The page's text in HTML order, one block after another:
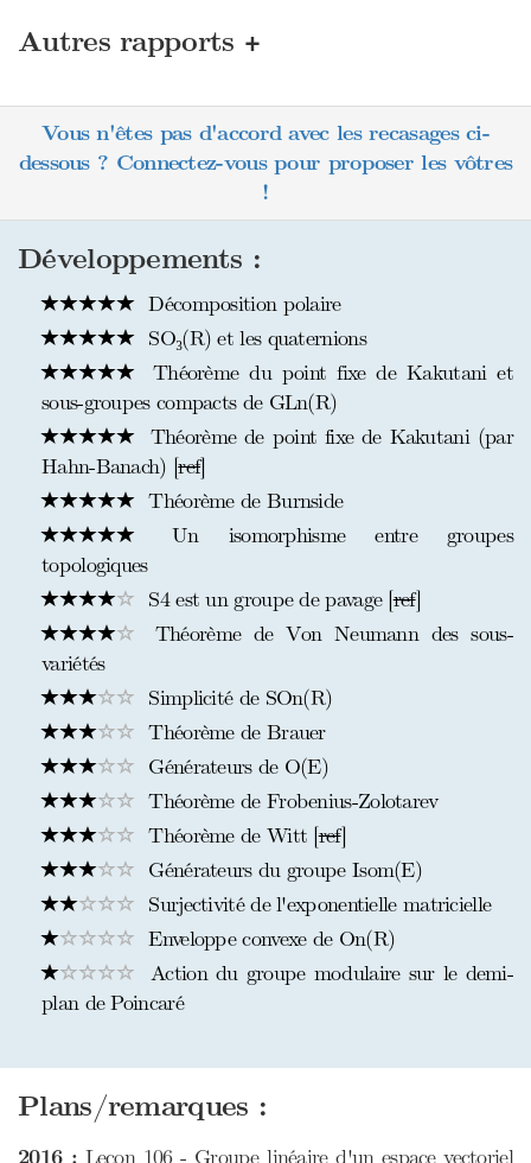
Autres rapports +
Vous n'êtes pas d'accord avec les recasages ci-
dessous ? Connectez-vous pour proposer les vôtres
!
Développements :
Décomposition polaire
SO₃(R) et les quaternions
Théorème du point fixe de Kakutani et
sous-groupes compacts de GLn(R)
Théorème de point fixe de Kakutani (par
Hahn-Banach) [ref]
Théorème de Burnside
Un isomorphisme entre groupes
topologiques
S4 est un groupe de pavage [ref]
Théorème de Von Neumann des sous-
variétés
Simplicité de SOn(R)
Théorème de Brauer
Générateurs de O(E)
Théorème de Frobenius-Zolotarev
Théorème de Witt [ref]
Générateurs du groupe Isom(E)
Surjectivité de l'exponentielle matricielle
Enveloppe convexe de On(R)
Action du groupe modulaire sur le demi-
plan de Poincaré
Plans/remarques :
Leçon 106 - Groupe linéaire d'un espace vectoriel